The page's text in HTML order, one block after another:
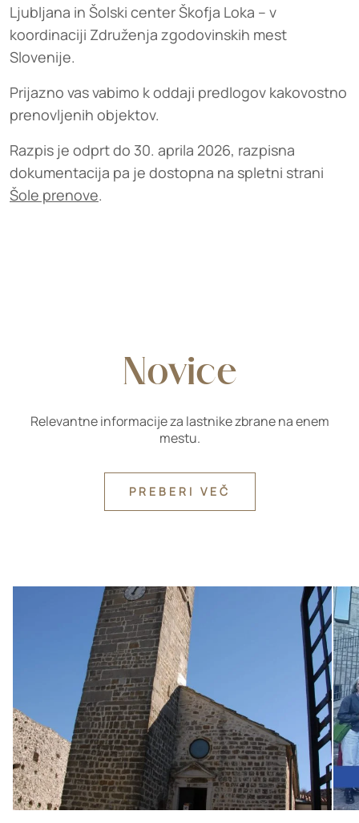
Ljubljana in Šolski center Škofja Loka – v
koordinaciji Združenja zgodovinskih mest
Slovenije.
Prijazno vas vabimo k oddaji predlogov kakovostno
prenovljenih objektov.
Razpis je odprt do 30. aprila 2026, razpisna
dokumentacija pa je dostopna na spletni strani
Šole prenove.
Novice
Relevantne informacije za lastnike zbrane na enem
mestu.
PREBERI VEČ